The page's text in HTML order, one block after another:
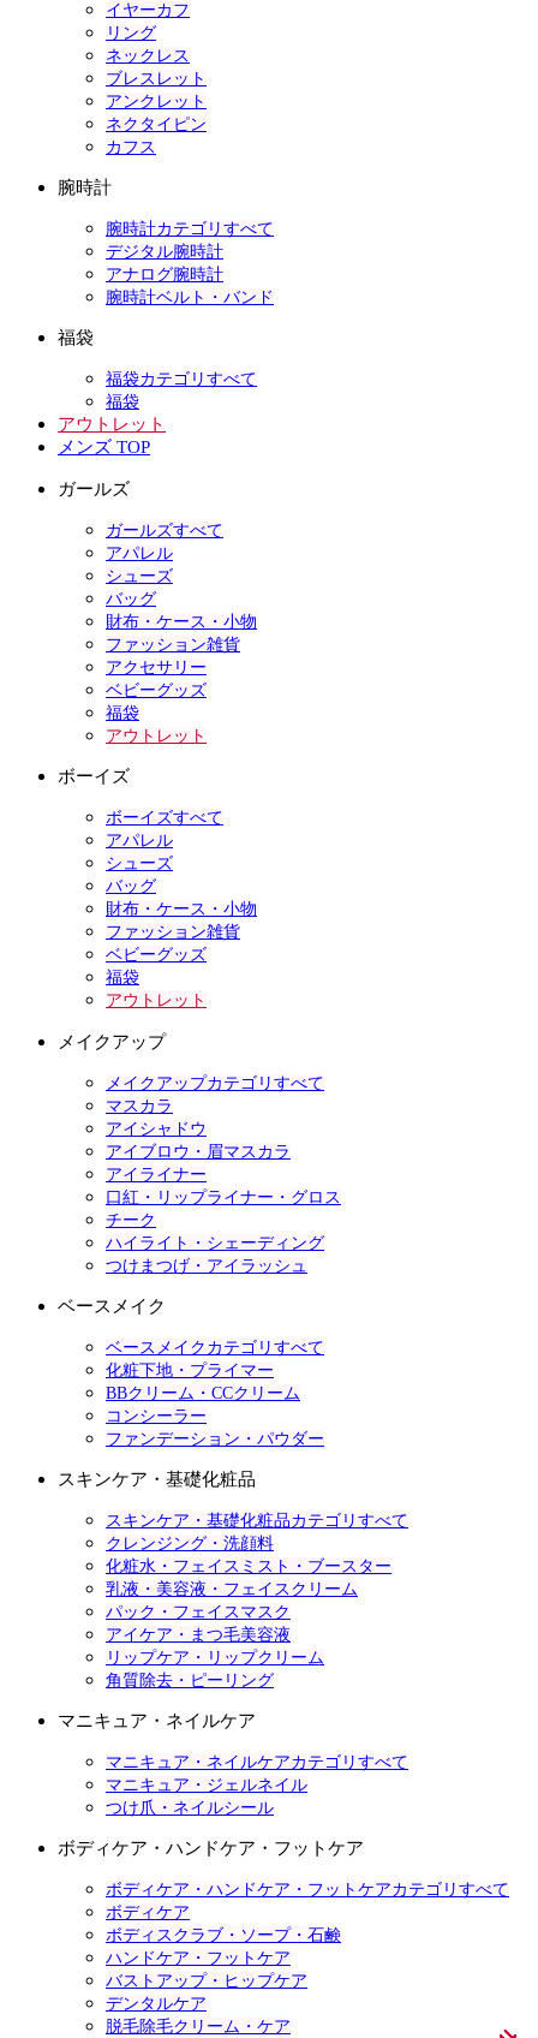
イヤーカフ
リング
ネックレス
ブレスレット
アンクレット
ネクタイピン
カフス
腕時計
腕時計カテゴリすべて
デジタル腕時計
アナログ腕時計
腕時計ベルト・バンド
福袋
福袋カテゴリすべて
福袋
アウトレット
メンズ TOP
ガールズ
ガールズすべて
アパレル
シューズ
バッグ
財布・ケース・小物
ファッション雑貨
アクセサリー
ベビーグッズ
福袋
アウトレット
ボーイズ
ボーイズすべて
アパレル
シューズ
バッグ
財布・ケース・小物
ファッション雑貨
ベビーグッズ
福袋
アウトレット
メイクアップ
メイクアップカテゴリすべて
マスカラ
アイシャドウ
アイブロウ・眉マスカラ
アイライナー
口紅・リップライナー・グロス
チーク
ハイライト・シェーディング
つけまつげ・アイラッシュ
ベースメイク
ベースメイクカテゴリすべて
化粧下地・プライマー
BBクリーム・CCクリーム
コンシーラー
ファンデーション・パウダー
スキンケア・基礎化粧品
スキンケア・基礎化粧品カテゴリすべて
クレンジング・洗顔料
化粧水・フェイスミスト・ブースター
乳液・美容液・フェイスクリーム
パック・フェイスマスク
アイケア・まつ毛美容液
リップケア・リップクリーム
角質除去・ピーリング
マニキュア・ネイルケア
マニキュア・ネイルケアカテゴリすべて
マニキュア・ジェルネイル
つけ爪・ネイルシール
ボディケア・ハンドケア・フットケア
ボディケア・ハンドケア・フットケアカテゴリすべて
ボディケア
ボディスクラブ・ソープ・石鹸
ハンドケア・フットケア
バストアップ・ヒップケア
デンタルケア
脱毛除毛クリーム・ケア